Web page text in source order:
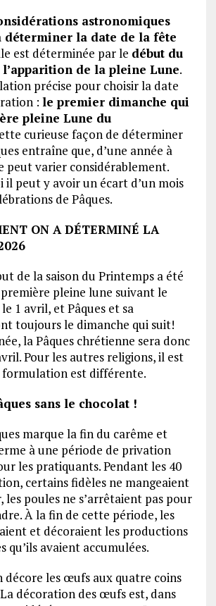
astronomiques
déterminer la date de la fête
est déterminée par le début du
de la pleine Lune.
précise pour choisir la date
: le premier dimanche qui
pleine Lune du
curieuse façon de déterminer
entraîne que, d’une année à
peut varier considérablement.
il peut y avoir un écart d’un mois
de Pâques.
ON A DÉTERMINÉ LA
de la saison du Printemps a été
pleine lune suivant le
1 avril, et Pâques et sa
toujours le dimanche qui suit!
la Pâques chrétienne sera donc
Pour les autres religions, il est
formulation est différente.
sans le chocolat !
marque la fin du carême et
à une période de privation
les pratiquants. Pendant les 40
certains fidèles ne mangeaient
les poules ne s’arrêtaient pas pour
À la fin de cette période, les
et décoraient les productions
qu’ils avaient accumulées.
décore les œufs aux quatre coins
décoration des œufs est, dans